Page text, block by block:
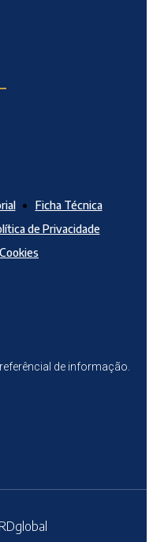
Ficha Técnica
de Privacidade
de informação.